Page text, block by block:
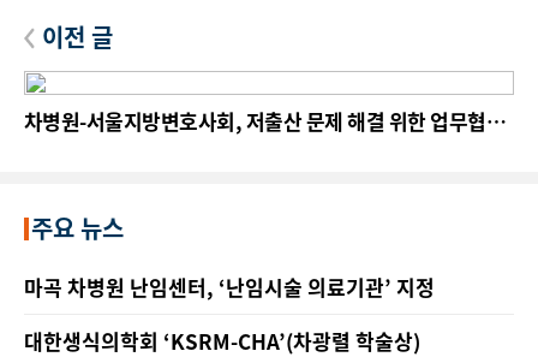
이전 글
차병원-서울지방변호사회, 저출산 문제 해결 위한 업무협약
주요 뉴스
마곡 차병원 난임센터, ‘난임시술 의료기관’ 지정
대한생식의학회 ‘KSRM-CHA’(차광렬 학술상)